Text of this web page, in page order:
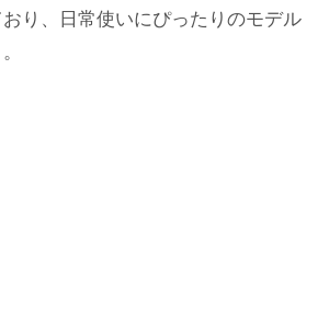
り、日常使いにぴったりのモデル